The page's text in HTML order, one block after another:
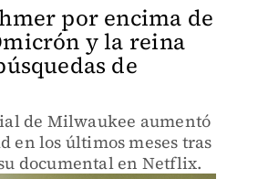
por encima de
y la reina
de
de Milwaukee aumentó
en los últimos meses tras
documental en Netflix.